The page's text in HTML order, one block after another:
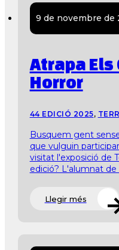
9 de novembre de
Atrapa Els
Horror
44 EDICIÓ 2025,
Busquem gent
que vulguin
visitat l'exposició de
edició? L'alumnat de
Llegir més